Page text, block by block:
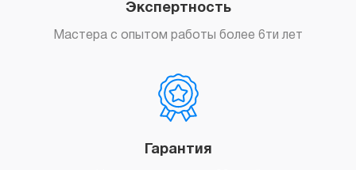
Экспертность
Мастера с опытом работы более 6ти лет
Гарантия